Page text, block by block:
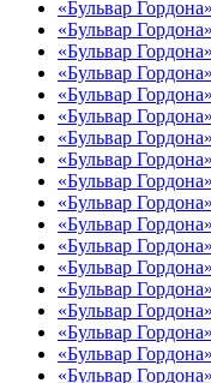
«Бульвар
«Бульвар
«Бульвар
«Бульвар
«Бульвар
«Бульвар
«Бульвар
«Бульвар
«Бульвар
«Бульвар
«Бульвар
«Бульвар
«Бульвар
«Бульвар
«Бульвар
«Бульвар
«Бульвар
«Бульвар